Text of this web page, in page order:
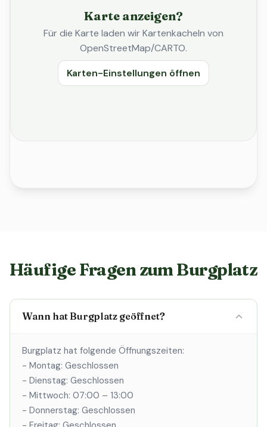
Karte anzeigen?
Für die Karte laden wir Kartenkacheln von
OpenStreetMap/CARTO.
Karten-Einstellungen öffnen
Häufige Fragen zum Burgplatz
Wann hat Burgplatz geöffnet?
Burgplatz hat folgende Öffnungszeiten:
- Montag: Geschlossen
- Dienstag: Geschlossen
- Mittwoch: 07:00 – 13:00
- Donnerstag: Geschlossen